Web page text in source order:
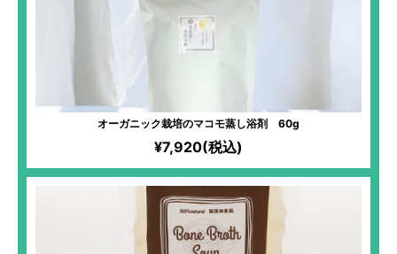
オーガニック栽培のマコモ蒸し浴剤 60g
¥7,920(税込)